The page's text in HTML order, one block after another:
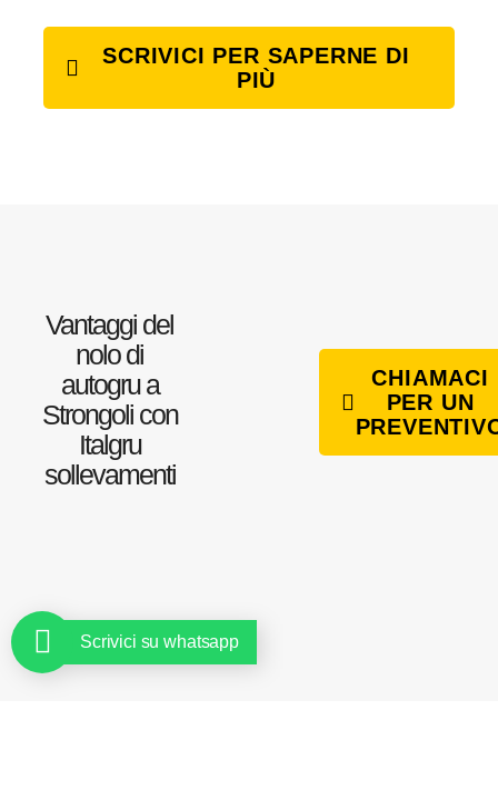
SCRIVICI PER SAPERNE DI
PIÙ
Vantaggi del
nolo di
autogru a
Strongoli con
Italgru
sollevamenti
CHIAMACI
PER UN
Scrivici su whatsapp